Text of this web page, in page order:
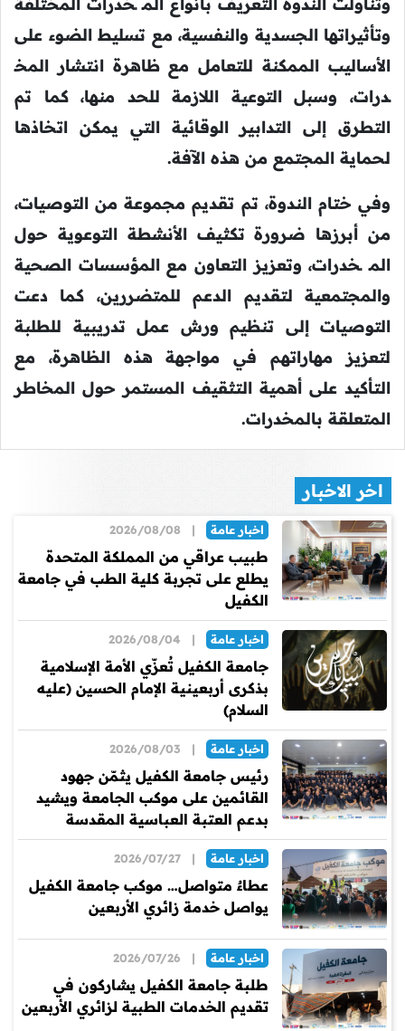
وتأثيراتها الجسدية والنفسية، مع تسليط الضوء على
الأساليب الممكنة للتعامل مع ظاهرة انتشار المخـ
ـدرات، وسبل التوعية اللازمة للحد منها، كما تم
التطرق إلى التدابير الوقائية التي يمكن اتخاذها
لحماية المجتمع من هذه الآفة.
وفي ختام الندوة، تم تقديم مجموعة من التوصيات،
من أبرزها ضرورة تكثيف الأنشطة التوعوية حول
المـ ـخدرات، وتعزيز التعاون مع المؤسسات الصحية
والمجتمعية لتقديم الدعم للمتضررين، كما دعت
التوصيات إلى تنظيم ورش عمل تدريبية للطلبة
لتعزيز مهاراتهم في مواجهة هذه الظاهرة، مع
التأكيد على أهمية التثقيف المستمر حول المخاطر
المتعلقة بالمخدرات.
اخر الاخبار
اخبار عامة |
2026/08/08
طبيب عراقي من المملكة المتحدة
يطلع على تجربة كلية الطب في جامعة
الكفيل
اخبار عامة |
2026/08/04
جامعة الكفيل تُعزّي الأمة الإسلامية
بذكرى أربعينية الإمام الحسين (عليه
السلام)
اخبار عامة |
2026/08/03
رئيس جامعة الكفيل يثمّن جهود
القائمين على موكب الجامعة ويشيد
بدعم العتبة العباسية المقدسة
اخبار عامة |
2026/07/27
عطاءٌ متواصل… موكب جامعة الكفيل
يواصل خدمة زائري الأربعين
اخبار عامة |
2026/07/26
طلبة جامعة الكفيل يشاركون في
تقديم الخدمات الطبية لزائري الأربعين